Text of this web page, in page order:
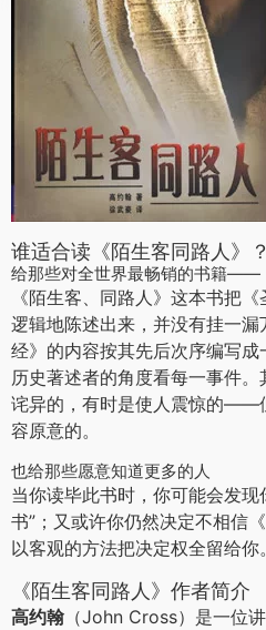
谁适合读《陌生客同路人》？
给那些对全世界最畅销的书籍——
《陌生客、同路人》这本书把
逻辑地陈述出来，并没有挂一
经》的内容按其先后次序编写
历史著述者的角度看每一事件
诧异的，有时是使人震惊的——
容原意的。
也给那些愿意知道更多的人
当你读毕此书时，你可能会发现
书”；又或许你仍然决定不相信
以客观的方法把决定权全留给你。
《陌生客同路人》作者简介
高约翰 （John Cross）是一位